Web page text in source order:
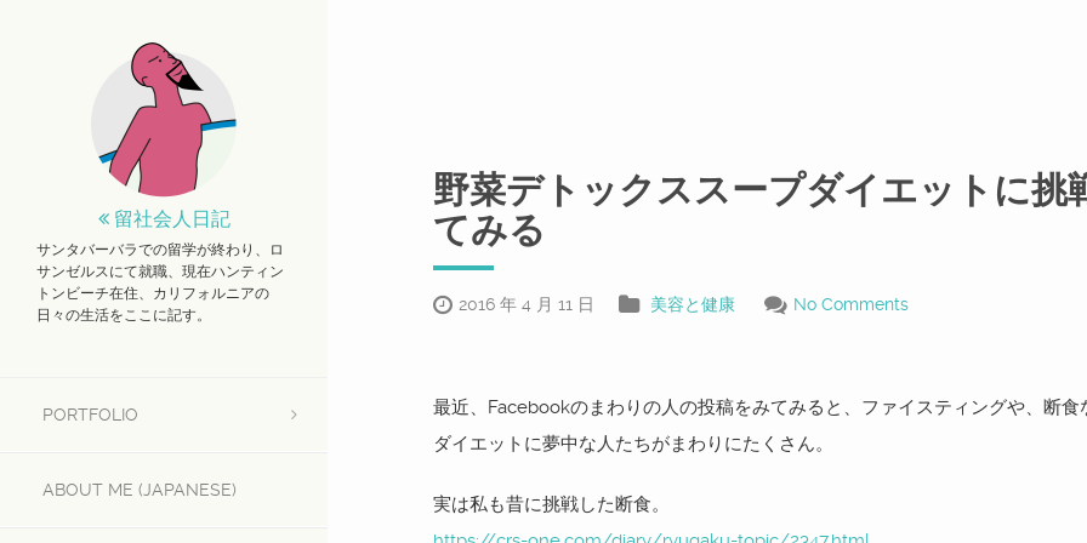
留社会人日記
サンタバーバラでの留学が終わり、ロ
サンゼルスにて就職、現在ハンティン
トンビーチ在住、カリフォルニアの
日々の生活をここに記す。
PORTFOLIO
ABOUT ME (JAPANESE)
野菜デトックススープダイエットに挑
てみる
2016 年 4 月 11 日 美容と健康 No Comments
最近、Facebookのまわりの人の投稿をみてみると、ファイスティングや、断食
ダイエットに夢中な人たちがまわりにたくさん。
実は私も昔に挑戦した断食。